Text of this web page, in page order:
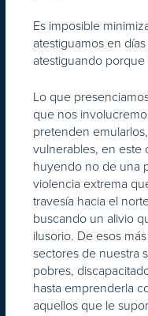
Es imposible
atestiguamos en
atestiguando
Lo que
que nos
pretenden
vulnerables, en este
huyendo no de una
violencia extrema
travesía hacia el
buscando un alivio
ilusorio. De esos
sectores de nuestra
pobres,
hasta emprenderla
aquellos que le